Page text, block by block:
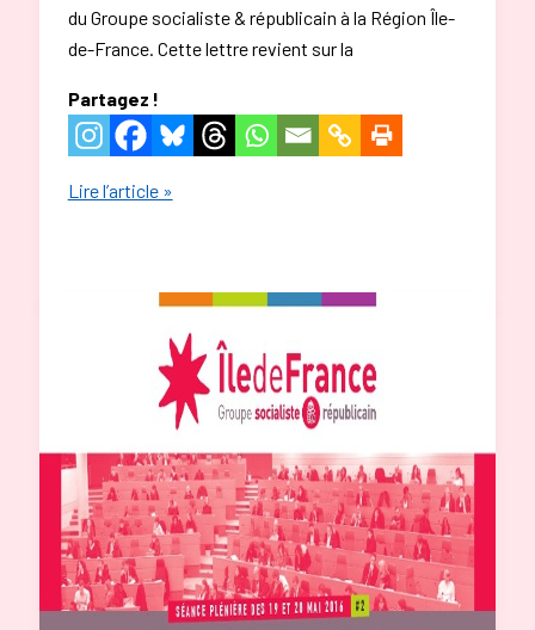
du Groupe socialiste & républicain à la Région Île-
de-France. Cette lettre revient sur la
Partagez !
La
républicains
à
la
Région
Île-
Lire l’article »